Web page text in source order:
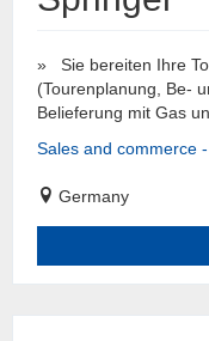
» Sie bereiten Ihre
(Tourenplanung, Be-
Belieferung mit Gas
Sales and commerce
Germany